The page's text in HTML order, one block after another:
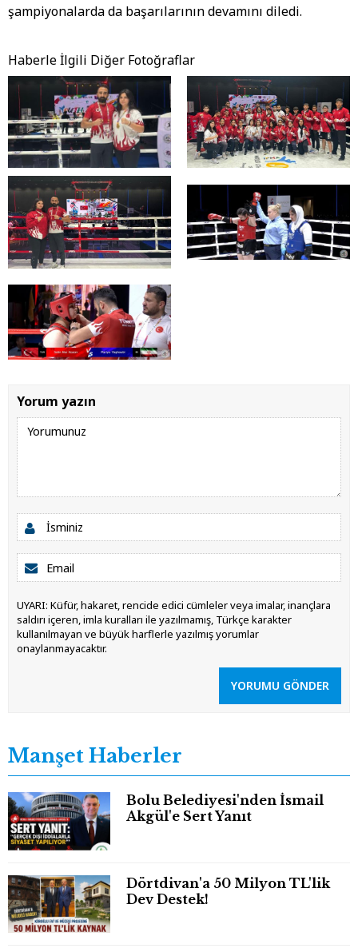
şampiyonalarda da başarılarının devamını diledi.
Haberle İlgili Diğer Fotoğraflar
Yorum yazın
UYARI: Küfür, hakaret, rencide edici cümleler veya imalar, inançlara
saldırı içeren, imla kuralları ile yazılmamış, Türkçe karakter
kullanılmayan ve büyük harflerle yazılmış yorumlar
onaylanmayacaktır.
YORUMU GÖNDER
Manşet Haberler
Bolu Belediyesi'nden İsmail
Akgül'e Sert Yanıt
Dörtdivan'a 50 Milyon TL'lik
Dev Destek!